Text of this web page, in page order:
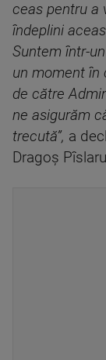
ceas pentru a
îndeplini
Suntem într-
un moment în
de către
ne asigurăm
trecută”, a
Dragoş